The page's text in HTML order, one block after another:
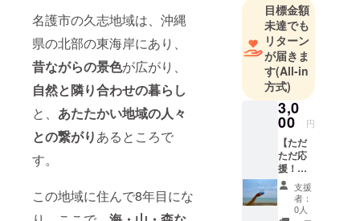
名護市の久志地域は、沖縄
県の北部の東海岸にあり、
昔ながらの景色が広がり、
自然と隣り合わせの暮らし
と、 あたたかい地域の人々
との繋がりあるところで
す。
この地域に住んで8年目にな
目標金額
未達でも
リターン
が届きま
す(All-in
方式)
3,0
00 円
【ただ
ただ応
援！】
・感謝
の気持
ちを込
支援
者：
0人